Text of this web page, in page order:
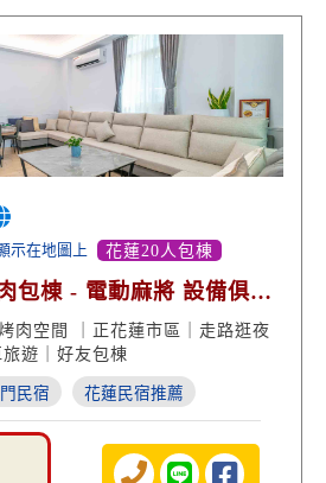
示在地圖上 花蓮20人包棟
包棟 - 電動麻將 設備俱
肉空間 ｜正花蓮市區｜走路逛夜
遊｜好友包棟
民宿 花蓮民宿推薦